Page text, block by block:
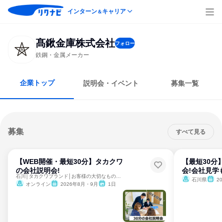
インターン＆キャリア
髙鍬金庫株式会社フォロー
鉄鋼・金属メーカー
企業トップ 説明会・イベント 募集一覧
募集 すべて見る
【WEB開催・最短30分】タカクワ
の会社説明会!
オンライン
2026年8月・9月 1日
【最短30分
会!会社見学
石川県